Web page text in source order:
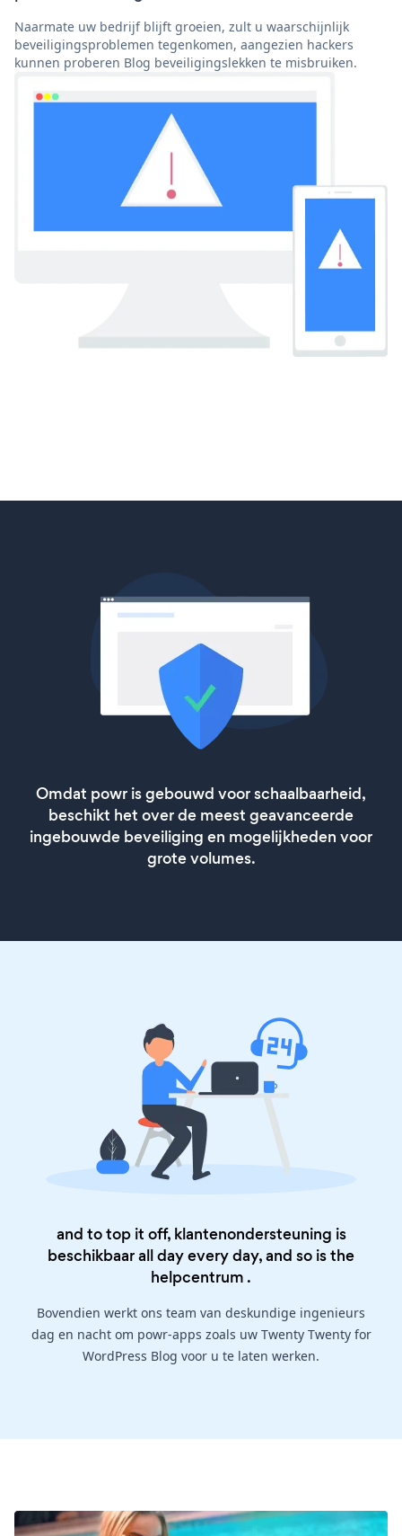
Naarmate uw bedrijf blijft groeien, zult u waarschijnlijk
beveiligingsproblemen tegenkomen, aangezien hackers
kunnen proberen Blog beveiligingslekken te misbruiken.
Omdat powr is gebouwd voor schaalbaarheid,
beschikt het over de meest geavanceerde
ingebouwde beveiliging en mogelijkheden voor
grote volumes.
and to top it off, klantenondersteuning is
beschikbaar all day every day, and so is the
helpcentrum .
Bovendien werkt ons team van deskundige ingenieurs
dag en nacht om powr-apps zoals uw Twenty Twenty for
WordPress Blog voor u te laten werken.